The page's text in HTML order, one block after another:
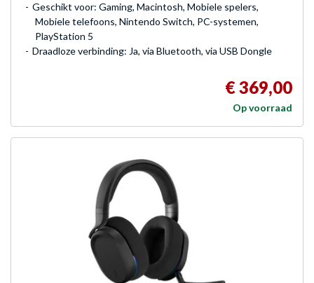
Geschikt voor: Gaming, Macintosh, Mobiele spelers,
Mobiele telefoons, Nintendo Switch, PC-systemen,
PlayStation 5
Draadloze verbinding: Ja, via Bluetooth, via USB Dongle
€ 369,00
Op voorraad